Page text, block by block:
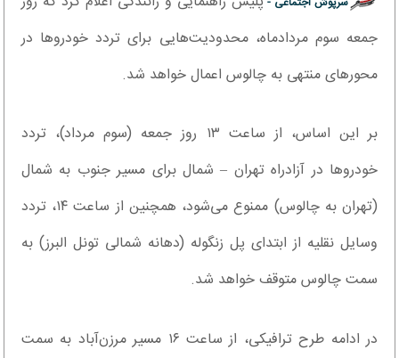
جمعه سوم مردادماه، محدودیت‌هایی برای تردد خودروها در
محورهای منتهی به چالوس اعمال خواهد شد.
بر این اساس، از ساعت ۱۳ روز جمعه (سوم مرداد)، تردد
خودروها در آزادراه تهران – شمال برای مسیر جنوب به شمال
(تهران به چالوس) ممنوع می‌شود، همچنین از ساعت ۱۴، تردد
وسایل نقلیه از ابتدای پل زنگوله (دهانه شمالی تونل البرز) به
سمت چالوس متوقف خواهد شد.
در ادامه طرح ترافیکی، از ساعت ۱۶ مسیر مرزن‌آباد به سمت